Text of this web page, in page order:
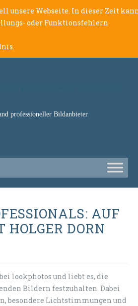
unsere Webseite. In dieser Zeit
oder Funktionsfehlern
professioneller Bildanbieter
AUF
HOLGER DORN
lookphotos und liebt es, die
Bildern festzuhalten. Dabei
besondere Lichtstimmungen und